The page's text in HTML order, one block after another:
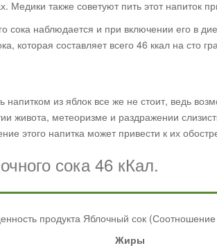
Медики также советуют пить этот напиток
сока наблюдается и при включении его в
которая составляет всего 46 ккал на сто
напитком из яблок все же не стоит, ведь
живота, метеоризме и раздражении
этого напитка может привести к их
сока 46 кКал.
продукта Яблочный сок
Жиры